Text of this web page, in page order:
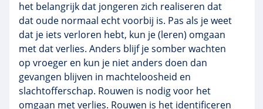
het belangrijk dat jongeren zich realiseren dat
dat oude normaal echt voorbij is. Pas als je weet
dat je iets verloren hebt, kun je (leren) omgaan
met dat verlies. Anders blijf je somber wachten
op vroeger en kun je niet anders doen dan
gevangen blijven in machteloosheid en
slachtofferschap. Rouwen is nodig voor het
omgaan met verlies. Rouwen is het identificeren